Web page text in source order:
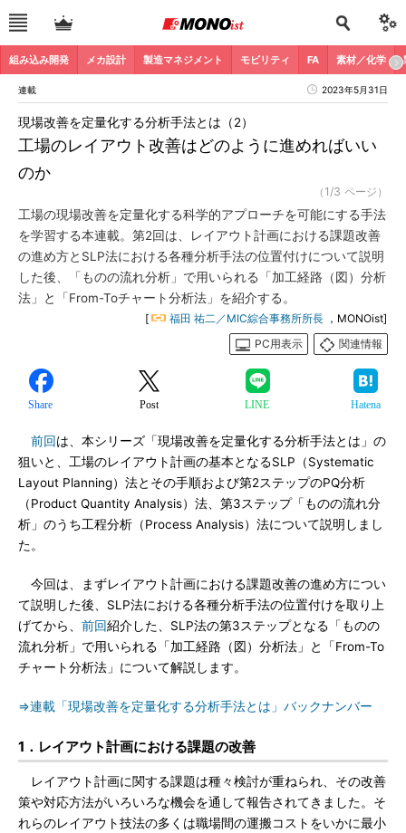
組み込み開発 メカ設計 製造マネジメント モビリティ FA 素材／化学
連載 2023年5月31日
工場のレイアウト改善はどのように進めればいい
のか
現場改善を定量化する分析手法とは（2）
（1/3 ページ）
工場の現場改善を定量化する科学的アプローチを可能にする手法
を学習する本連載。第2回は、レイアウト計画における課題改善
の進め方とSLP法における各種分析手法の位置付けについて説明
した後、「ものの流れ分析」で用いられる「加工経路（図）分析
法」と「From-Toチャート分析法」を紹介する。
[ 福田 祐二／MIC綜合事務所所長 ，MONOist]
PC用表示
関連情報
Share Post LINE Hatena
前回は、本シリーズ「現場改善を定量化する分析手法とは」の
狙いと、工場のレイアウト計画の基本となるSLP（Systematic
Layout Planning）法とその手順および第2ステップのPQ分析
（Product Quantity Analysis）法、第3ステップ「ものの流れ分
析」のうち工程分析（Process Analysis）法について説明しまし
た。
今回は、まずレイアウト計画における課題改善の進め方につい
て説明した後、SLP法における各種分析手法の位置付けを取り上
げてから、 前回紹介した、SLP法の第3ステップとなる「ものの
流れ分析」で用いられる「加工経路（図）分析法」と「From-To
チャート分析法」について解説します。
⇒連載「現場改善を定量化する分析手法とは」バックナンバー
1．レイアウト計画における課題の改善
レイアウト計画に関する課題は種々検討が重ねられ、その改善
策や対応方法がいろいろな機会を通して報告されてきました。そ
れらのレイアウト技法の多くは職場間の運搬コストをいかに最小